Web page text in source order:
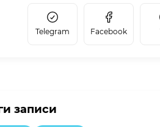
Telegram Facebook
записи